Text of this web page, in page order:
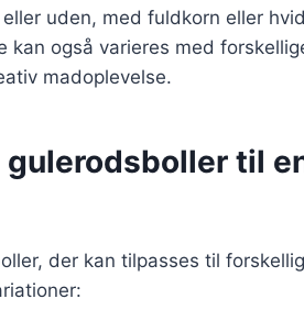
uden, med fuldkorn eller
kan også varieres med
madoplevelse.
til
der kan tilpasses til